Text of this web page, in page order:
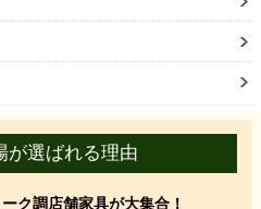
が選ばれる理由
ク調店舗家具が大集合！